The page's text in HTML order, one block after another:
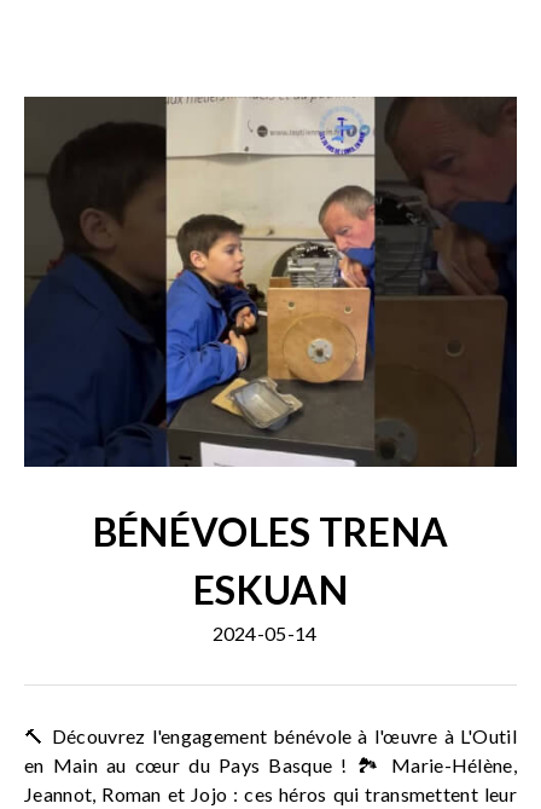
BÉNÉVOLES TRENA
ESKUAN
2024-05-14
🔨 Découvrez l'engagement bénévole à l'œuvre à L'Outil
en Main au cœur du Pays Basque ! 🏞️ Marie-Hélène,
Jeannot, Roman et Jojo : ces héros qui transmettent leur